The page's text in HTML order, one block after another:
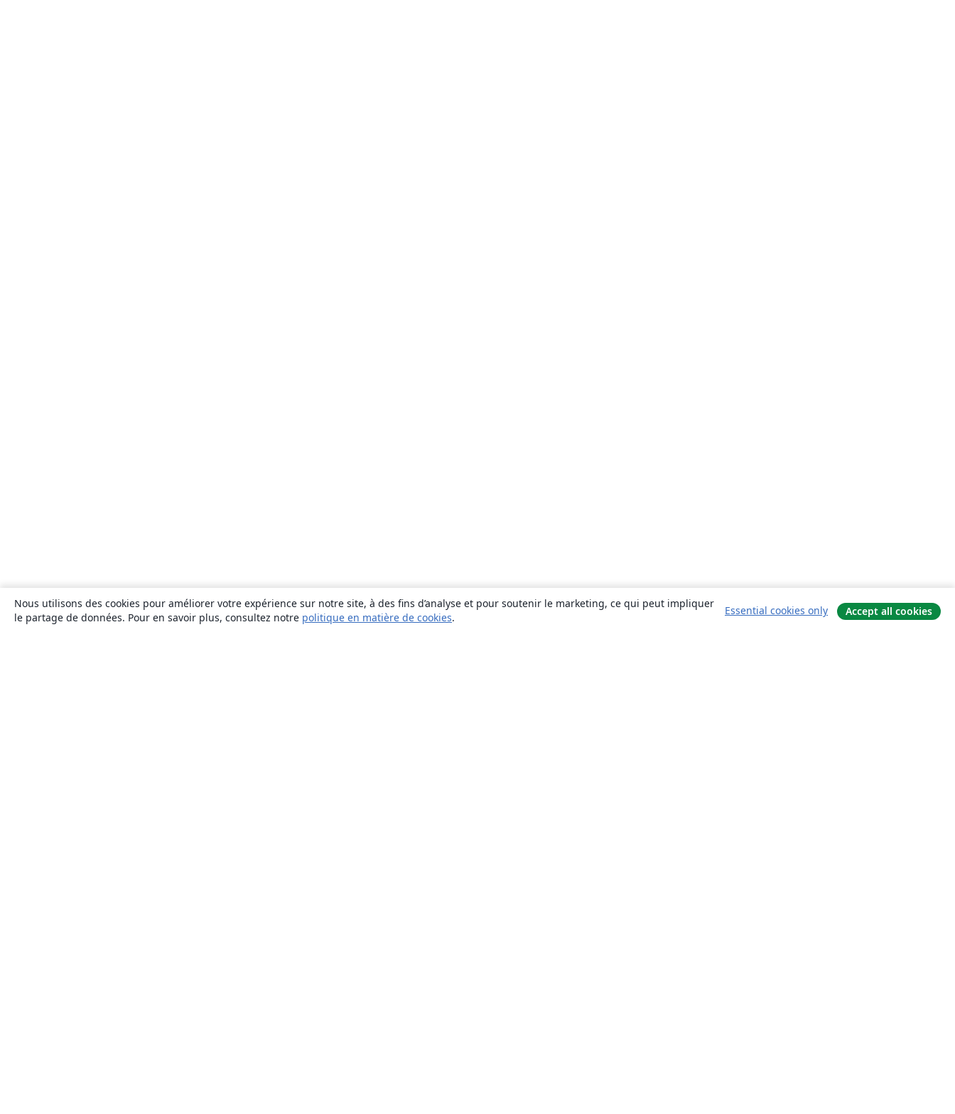
Nous utilisons des cookies pour améliorer votre expérience sur notre site, à des fins d’analyse et pour soutenir le marketing, ce qui peut impliquer
le partage de données. Pour en savoir plus, consultez notre politique en matière de cookies.
Essential cookies only Accept all cookies